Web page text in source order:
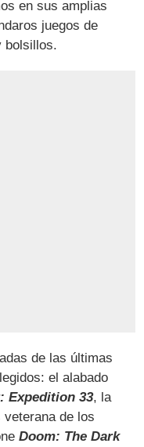
en sus amplias
juegos de
bolsillos.
de las últimas
el alabado
Expedition 33, la
de los
Doom: The Dark